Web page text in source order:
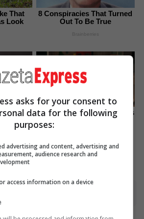
That
Look
8 Conspiracies That Turned
Out To Be True
Brainberries
Own
‘Home
I Bet You Didn't Know It Was
Really Happening?
asks for your consent to
data for the following
purposes:
advertising and content, advertising and
audience research and
access information on a device